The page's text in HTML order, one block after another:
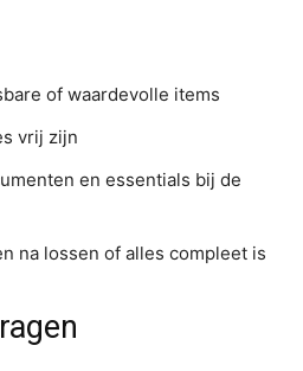
of waardevolle items
vrij zijn
en essentials bij de
na lossen of alles compleet is